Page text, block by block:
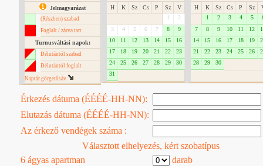
Jelmagyarázat
(Részben) szabad
Foglalt / zárva tart
Turnusváltási napok:
Délutántól szabad
Délutántól foglalt
Naptár görgetôsáv
H
K Sz Cs P Sz
V
1
2
3
4 5 6 7 8
9
10
11 12 13 14 15
16
17
18 19 20 21 22
23
24
25 26 27 28 29
30
31
H
K Sz Cs P Sz
1
2 3 4 5
7
8 9 10 11 12
14
15 16 17 18 19
21
22 23 24 25 26
28
29 30
Érkezés dátuma (ÉÉÉÉ-HH-NN):
Elutazás dátuma (ÉÉÉÉ-HH-NN):
Az érkező vendégek száma :
Választott elhelyezés, kért szobatípus
6 ágyas apartman
darab